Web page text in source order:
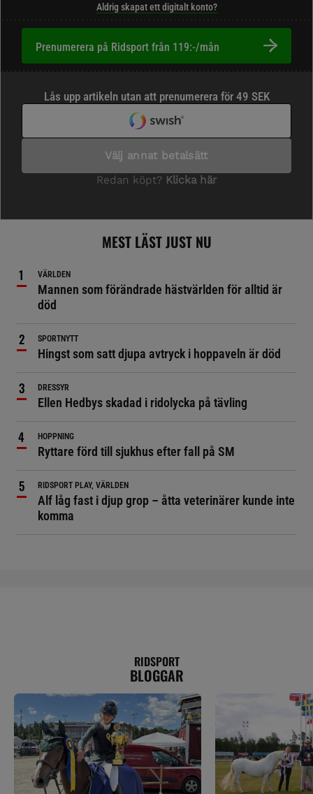
Aldrig skapat ett digitalt konto?
Prenumerera på Ridsport från 119:-/mån
MEST LÄST JUST NU
VÄRLDEN
Mannen som förändrade hästvärlden för alltid är
död
SPORTNYTT
Hingst som satt djupa avtryck i hoppaveln är död
DRESSYR
Ellen Hedbys skadad i ridolycka på tävling
HOPPNING
Ryttare förd till sjukhus efter fall på SM
RIDSPORT PLAY, VÄRLDEN
Alf låg fast i djup grop – åtta veterinärer kunde inte
komma
RIDSPORT
BLOGGAR